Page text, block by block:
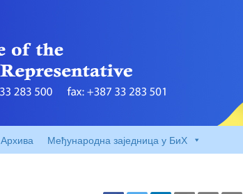
Архива Међународна заједница у БиХ